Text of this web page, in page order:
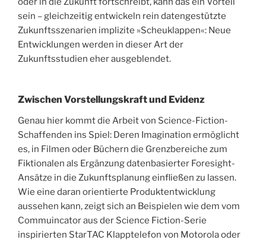
sein – gleichzeitig entwickeln rein datengestützte
Zukunftsszenarien implizite »Scheuklappen«: Neue
Entwicklungen werden in dieser Art der
Zukunftsstudien eher ausgeblendet.
Zwischen Vorstellungskraft und Evidenz
Genau hier kommt die Arbeit von Science-Fiction-
Schaffenden ins Spiel: Deren Imagination ermöglicht
es, in Filmen oder Büchern die Grenzbereiche zum
Fiktionalen als Ergänzung datenbasierter Foresight-
Ansätze in die Zukunftsplanung einfließen zu lassen.
Wie eine daran orientierte Produktentwicklung
aussehen kann, zeigt sich an Beispielen wie dem vom
Commuincator aus der Science Fiction-Serie
inspirierten StarTAC Klapptelefon von Motorola oder